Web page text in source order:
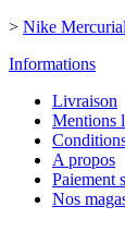
> Nike Mercurial
Informations
Livraison
Mentions
A propos
Paiement
Nos